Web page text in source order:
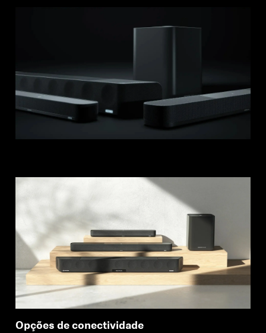
Opções de conectividade
Log in to your account to add products to your
wishlist and view your previously saved items.